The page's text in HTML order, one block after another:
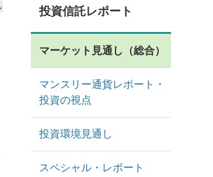
投資信託レポート
マーケット見通し（総合）
マンスリー通貨レポート・
投資の視点
投資環境見通し
スペシャル・レポート